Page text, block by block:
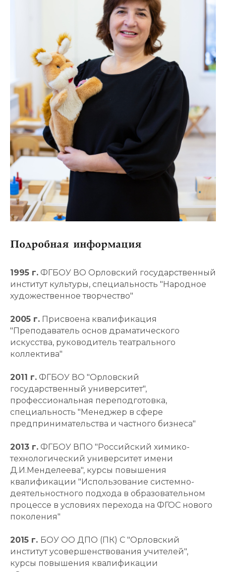
Подробная информация
1995 г. ФГБОУ ВО Орловский государственный
институт культуры, специальность "Народное
художественное творчество"
2005 г. Присвоена квалификация
"Преподаватель основ драматического
искусства, руководитель театрального
коллектива"
2011 г. ФГБОУ ВО "Орловский
государственный университет",
профессиональная переподготовка,
специальность "Менеджер в сфере
предпринимательства и частного бизнеса"
2013 г. ФГБОУ ВПО "Российский химико-
технологический университет имени
Д.И.Менделеева", курсы повышения
квалификации "Использование системно-
деятельностного подхода в образовательном
процессе в условиях перехода на ФГОС нового
поколения"
2015 г. БОУ ОО ДПО (ПК) С "Орловский
институт усовершенствования учителей",
курсы повышения квалификации